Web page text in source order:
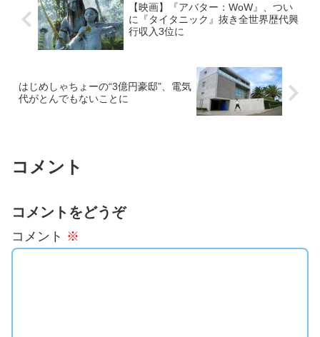
【映画】『アバター：WoW』、つい
に『タイタニック』抜き全世界歴代興
行収入3位に
はじめしゃちょーの“3億円豪邸”、電気
代がとんでもないことに
コメント
コメントをどうぞ
コメント ※